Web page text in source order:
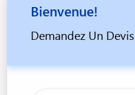
Bienvenue!
Demandez Un Devis